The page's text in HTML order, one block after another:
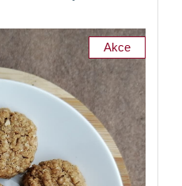
Akce